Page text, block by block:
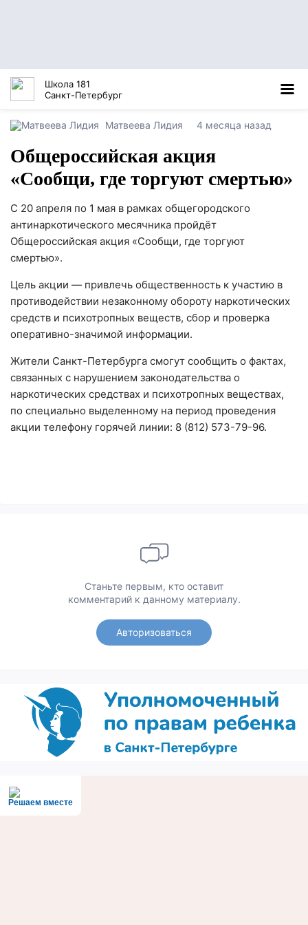
Школа 181
Санкт-Петербург
Матвеева Лидия 4 месяца назад
Общероссийская акция
«Сообщи, где торгуют смертью»
С 20 апреля по 1 мая в рамках общегородского
антинаркотического месячника пройдёт
Общероссийская акция «Сообщи, где торгуют
смертью».
Цель акции — привлечь общественность к участию в
противодействии незаконному обороту наркотических
средств и психотропных веществ, сбор и проверка
оперативно-значимой информации.
Жители Санкт-Петербурга смогут сообщить о фактах,
связанных с нарушением законодательства о
наркотических средствах и психотропных веществах,
по специально выделенному на период проведения
акции телефону горячей линии: 8 (812) 573-79-96.
Станьте первым, кто оставит
комментарий к данному материалу.
Авторизоваться
Решаем вместе